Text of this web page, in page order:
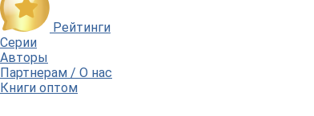
Рейтинги
Серии
Авторы
Партнерам / О нас
Книги оптом